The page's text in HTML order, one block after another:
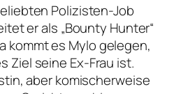
Polizisten-Job
er als „Bounty Hunter“
kommt es Mylo gelegen,
Ziel seine Ex-Frau ist.
aber komischerweise